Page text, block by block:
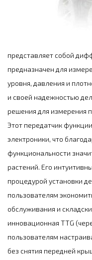
представляет собой
предназначен для
уровня, давления и
и своей надежностью
решения для измерения
Этот передатчик
электроники, что
функциональности
растений. Его
процедурой установки
пользователям
обслуживания и
инновационная TTG
пользователям
без снятия передней